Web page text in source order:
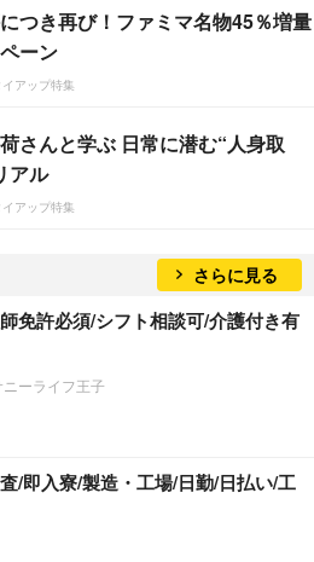
つき再び！ファミマ名物45％増量
ーン
アップ特集
さんと学ぶ 日常に潜む“人身取
アル
アップ特集
さらに見る
免許必須/シフト相談可/介護付き有
ーライフ王子
/即入寮/製造・工場/日勤/日払い/工